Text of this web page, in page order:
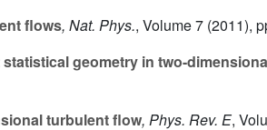
flows, Nat. Phys., Volume 7 (2011),
geometry in two-
turbulent flow, Phys. Rev. E,